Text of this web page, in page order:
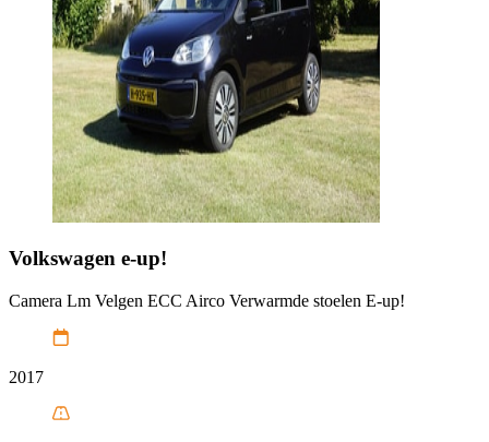
Volkswagen e-up!
Camera Lm Velgen ECC Airco Verwarmde stoelen E-up!
2017